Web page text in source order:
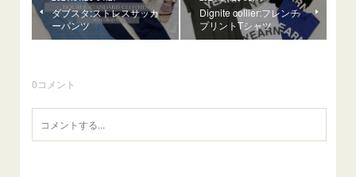
ダブスタ:ストレスサッカ
ーパンツ
Dignite collier:フレンチ
プリントTシャツ
0コメント